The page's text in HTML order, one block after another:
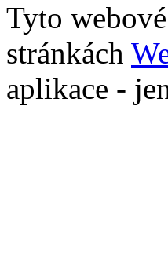
Tyto
stránkách
aplikace -